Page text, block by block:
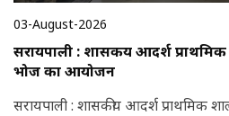
03-August-2026
सरायपाली : शासकीय आदर्श
भोज का आयोजन
सरायपाली : शासकीय आदर्श प्राथमिक